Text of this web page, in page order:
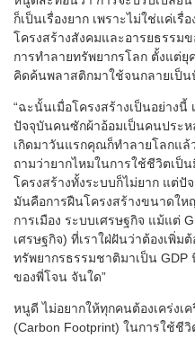
ก็เป็นเรื่องยาก เพราะไม่ใช่แค่เรื่
โครงสร้างสังคมและอารยธรรม
การทำลายทรัพยากรโลก ตั้งแต่
คิดค้นพลาสติกมาใช้จนกลายเป็
“ฉะนั้นเมื่อโครงสร้างเป็นอย่างนี้
ปัจจุบันคนซักผ้าอ้อมเป็นคนประห
เกิดมาวันแรกคุณก็ทำลายโลกแล้
ถามว่ายากไหมในการใช้ชีวิตเป็
โครงสร้างทั้งระบบก็ไม่ยาก แต่
มันคือการฝืนโครงสร้างขนาดให
การเมือง ระบบเศรษฐกิจ แม้แต่
เศรษฐกิจ) ที่เราใฝ่ฝันว่าต้องเพิ่ม
ทรัพยากรธรรมชาติมาเป็น
ของพี่โจน จันใด”
หนูดี ไม่อยากให้ทุกคนต้องเคร่งเ
(Carbon Footprint) ในการใช้ชี